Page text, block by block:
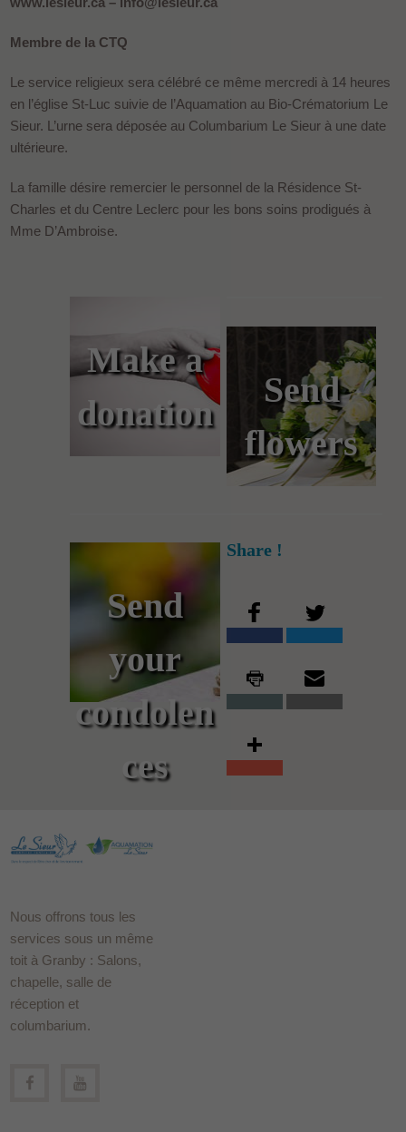
Membre de la CTQ
Le service religieux sera célébré ce même mercredi à 14 heures
en l’église St-Luc suivie de l’Aquamation au Bio-Crématorium Le
Sieur. L’urne sera déposée au Columbarium Le Sieur à une date
ultérieure.
La famille désire remercier le personnel de la Résidence St-
Charles et du Centre Leclerc pour les bons soins prodigués à
Mme D’Ambroise.
Make a
donation
Send
flowers
Send
your
condolen
ces
Share !
Nous offrons tous les
services sous un même
toit à Granby : Salons,
chapelle, salle de
réception et
columbarium.